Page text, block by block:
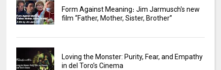
Form Against Meaning։ Jim Jarmusch's new
film “Father, Mother, Sister, Brother”
Loving the Monster: Purity, Fear, and Empathy
in del Toro’s Cinema